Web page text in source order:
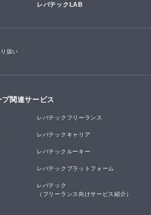
レバテックLAB
扱い
関連サービス
レバテックフリーランス
レバテックキャリア
レバテックルーキー
レバテックプラットフォーム
レバテック
（フリーランス向けサービス紹介）